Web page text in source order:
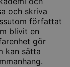
och skriva
författat
blivit en
gör
kan sätta